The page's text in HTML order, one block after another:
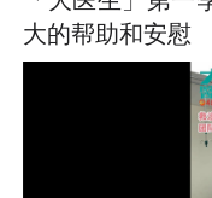
大的帮助和安慰